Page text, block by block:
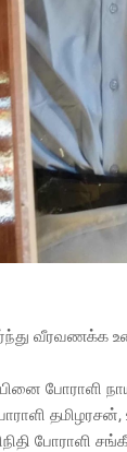
வீரவணக்க
போராளி
தமிழரசன்,
போராளி